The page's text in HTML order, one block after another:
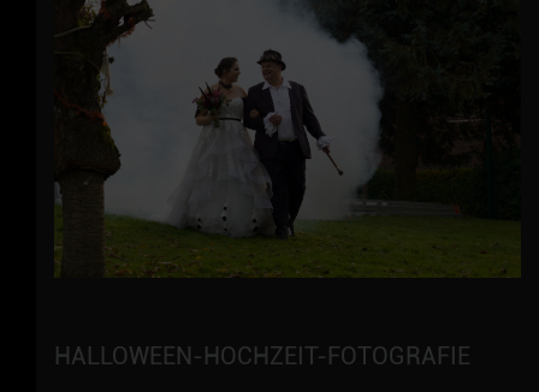
HALLOWEEN-HOCHZEIT-FOTOGRAFIE